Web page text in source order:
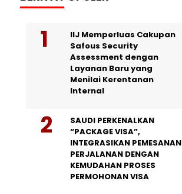
IIJ Memperluas Cakupan
Safous Security
Assessment dengan
Layanan Baru yang
Menilai Kerentanan
Internal
SAUDI PERKENALKAN
“PACKAGE VISA”,
INTEGRASIKAN PEMESANAN
PERJALANAN DENGAN
KEMUDAHAN PROSES
PERMOHONAN VISA